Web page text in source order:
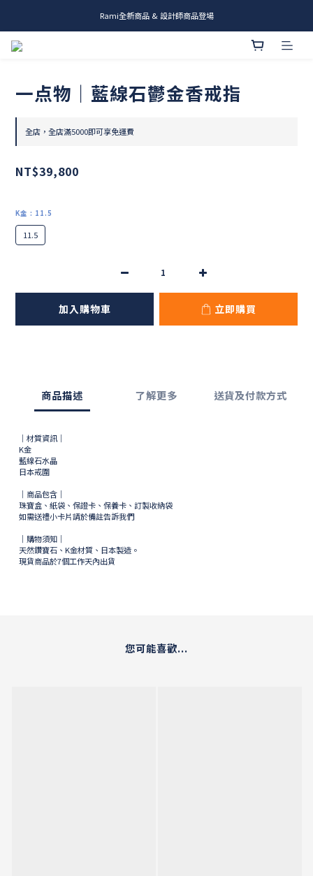
me.ie & A-Y2 新發售
Rami全新商品 & 設計師商品登場
一点物｜藍線石鬱金香戒指
全店，全店滿5000即可享免運費
NT$39,800
K金 : 11.5
11.5
加入購物車 立即購買
商品描述 了解更多 送貨及付款方式
｜材質資訊｜
K金
藍線石水晶
日本戒圍
｜商品包含｜
珠寶盒、紙袋、保證卡、保養卡、訂製收納袋
如需送禮小卡片請於備註告訴我們
｜購物須知｜
天然鑽寶石、K金材質、日本製造。
現貨商品於7個工作天內出貨
您可能喜歡...